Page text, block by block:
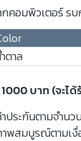
กคอมพิวเตอร์ ร
ตาล
บาท (จะไ
าประกันตามจำ
พสมบูรณ์ตามเงื่